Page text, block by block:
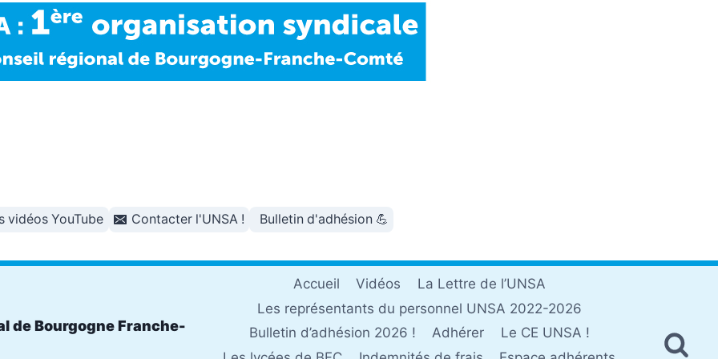
vidéos YouTube Contacter l'UNSA ! Bulletin d'adhésion 💪
de Bourgogne Franche-
Accueil Vidéos
La Lettre de l’UNSA
Les représentants du personnel UNSA 2022-2026
Bulletin d’adhésion 2026 !
Adhérer
Le CE UNSA !